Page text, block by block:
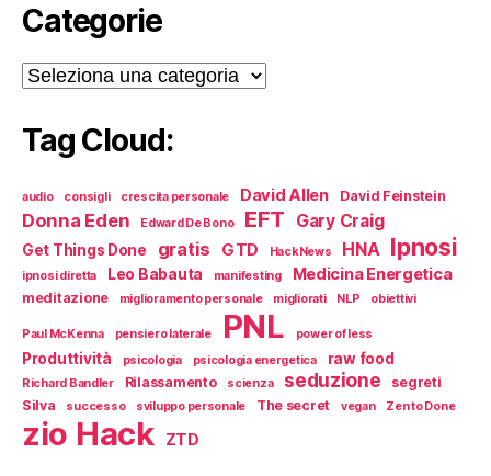
Categorie
Categorie
Tag Cloud:
audio consigli crescita personale David Allen David Feinstein
Donna Eden Edward De Bono EFT Gary Craig
Get Things Done gratis GTD HackNews HNA Ipnosi
ipnosi diretta Leo Babauta manifesting Medicina Energetica
meditazione miglioramento personale migliorati NLP obiettivi
Paul McKenna pensiero laterale PNL power of less
Produttività psicologia psicologia energetica raw food
Richard Bandler Rilassamento scienza seduzione
segreti
Silva
successo sviluppo personale The secret vegan Zen to Done
zio Hack ZTD